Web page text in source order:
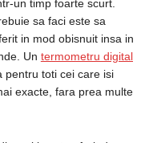
un timp foarte scurt.
sa faci este sa
in mod obisnuit insa in
Un termometru digital
toti cei care isi
exacte, fara prea multe